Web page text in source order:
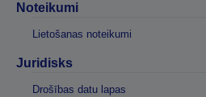
Noteikumi
Lietošanas noteikumi
Juridisks
Drošības datu lapas